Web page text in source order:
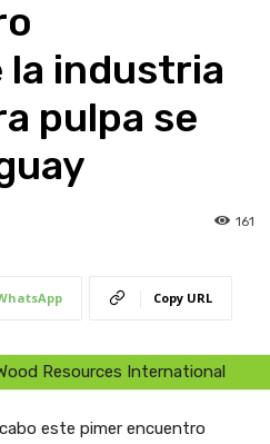
industria
pulpa se
161
Copy URL
Resources International
cabo este pimer encuentro